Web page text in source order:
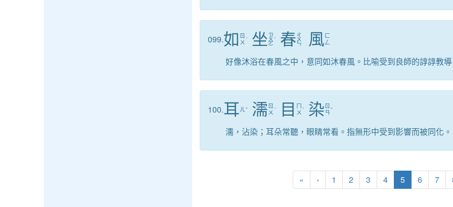
099.如 ㄖ
ㄨ ˊ 坐 ㄗ
ㄨ
ㄛ
ˋ 春ㄔ
ㄨ
ㄣ 風 ㄈ
ㄥ
好像沐浴在春風之中，意同如沐春風。比喻受到良師的諄諄教
100.耳 ㄦ ˇ 濡 ㄖ
ㄨ ˊ 目
ㄇ
ㄨ ˋ 染 ㄖ
ㄢˇ
濡，沾染；耳朵常聽，眼睛常看。指無形中受到影響而被同化。
« 第一頁
‹ 上一頁
1 2 3 4 5(目前頁次)
6 7